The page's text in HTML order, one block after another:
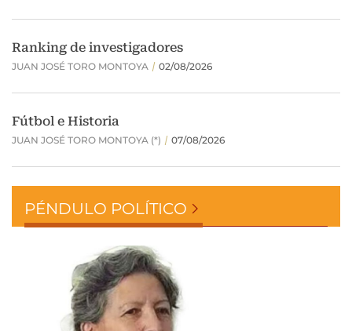
PÉNDULO POLÍTICO